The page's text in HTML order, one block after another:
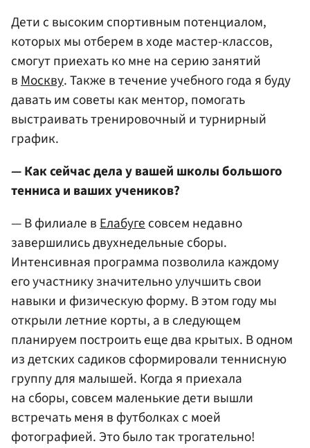
Дети с высоким спортивным потенциалом,
которых мы отберем в ходе мастер-классов,
смогут приехать ко мне на серию занятий
вМоскву. Также в течение учебного года я буду
давать им советы как ментор, помогать
выстраивать тренировочный и турнирный
график.
— Как сейчас дела у вашей школы большого
тенниса и ваших учеников?
— В филиале вЕлабугесовсем недавно
завершились двухнедельные сборы.
Интенсивная программа позволила каждому
его участнику значительно улучшить свои
навыки и физическую форму. В этом году мы
открыли летние корты, а в следующем
планируем построить еще два крытых. В одном
из детских садиков сформировали теннисную
группу для малышей. Когда я приехала
на сборы, совсем маленькие дети вышли
встречать меня в футболках с моей
фотографией. Это было так трогательно!